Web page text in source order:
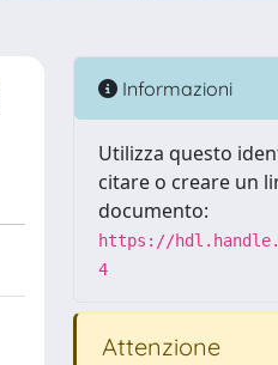
Informazioni
Utilizza questo
citare o creare un
documento:
https://
4
Attenzione